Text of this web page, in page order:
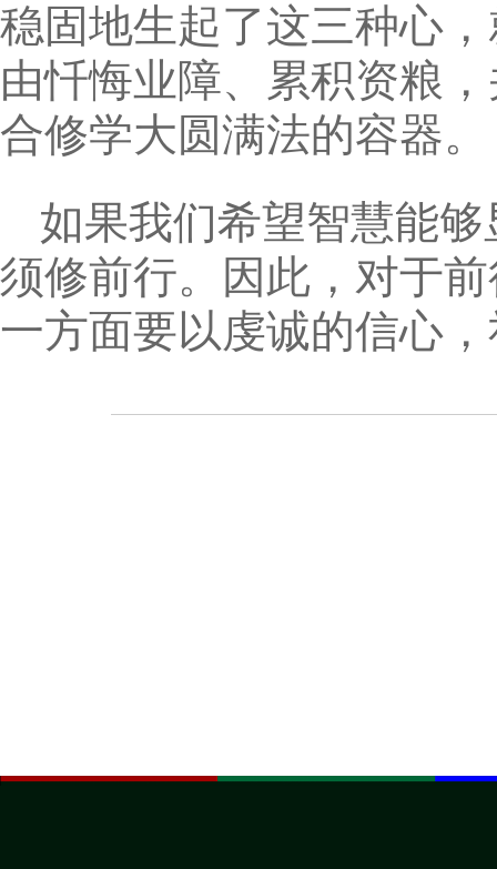
稳固地生起了这三种心
由忏悔业障、累积资粮
合修学大圆满法的容器
如果我们希望智慧能
须修前行。因此，对于
一方面要以虔诚的信心